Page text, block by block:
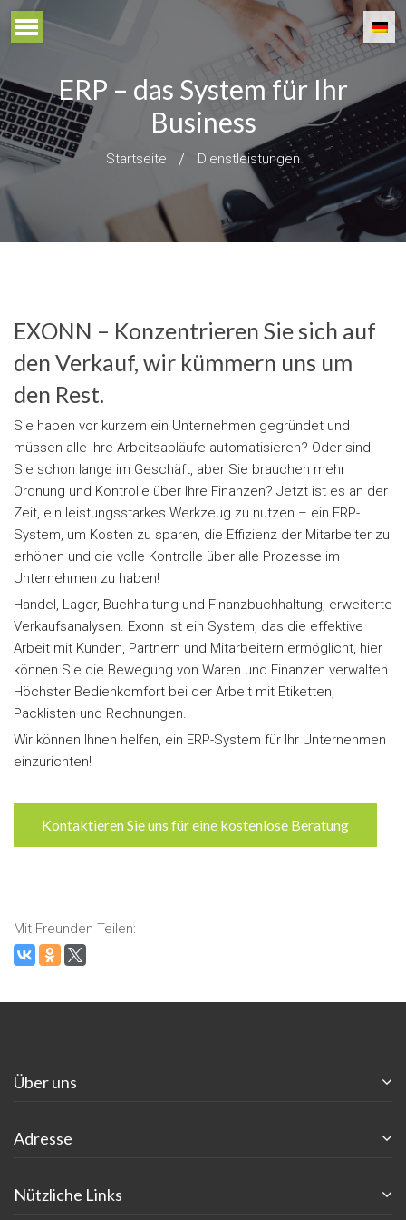
ERP – das System für Ihr
Business
Startseite Dienstleistungen
EXONN – Konzentrieren Sie sich auf
den Verkauf, wir kümmern uns um
den Rest.
Sie haben vor kurzem ein Unternehmen gegründet und
müssen alle Ihre Arbeitsabläufe automatisieren? Oder sind
Sie schon lange im Geschäft, aber Sie brauchen mehr
Ordnung und Kontrolle über Ihre Finanzen? Jetzt ist es an der
Zeit, ein leistungsstarkes Werkzeug zu nutzen – ein ERP-
System, um Kosten zu sparen, die Effizienz der Mitarbeiter zu
erhöhen und die volle Kontrolle über alle Prozesse im
Unternehmen zu haben!
Handel, Lager, Buchhaltung und Finanzbuchhaltung, erweiterte
Verkaufsanalysen. Exonn ist ein System, das die effektive
Arbeit mit Kunden, Partnern und Mitarbeitern ermöglicht, hier
können Sie die Bewegung von Waren und Finanzen verwalten.
Höchster Bedienkomfort bei der Arbeit mit Etiketten,
Packlisten und Rechnungen.
Wir können Ihnen helfen, ein ERP-System für Ihr Unternehmen
einzurichten!
Kontaktieren Sie uns für eine kostenlose Beratung
Mit Freunden Teilen:
Über uns
Adresse
Nützliche Links